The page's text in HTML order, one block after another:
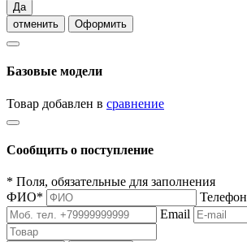
Да
отменить
Оформить
Базовые модели
Товар добавлен в сравнение
Сообщить о поступление
* Поля, обязательные для заполнения
ФИО* Телефон
Email